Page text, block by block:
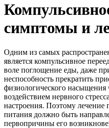
симптомы и
Одним из самых
является компульсивное
воле поглощение еды, даже
неспособность прекратить
физиологического насыщения
воздействием нервного
настроения. Поэтому лечение
питания должно быть
первопричины его